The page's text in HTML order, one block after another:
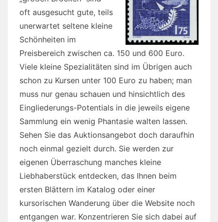
oft ausgesucht gute, teils
unerwartet seltene kleine
Schönheiten im
Preisbereich zwischen ca. 150 und 600 Euro.
Viele kleine Spezialitäten sind im Übrigen auch
schon zu Kursen unter 100 Euro zu haben; man
muss nur genau schauen und hinsichtlich des
Eingliederungs-Potentials in die jeweils eigene
Sammlung ein wenig Phantasie walten lassen.
Sehen Sie das Auktionsangebot doch daraufhin
noch einmal gezielt durch. Sie werden zur
eigenen Überraschung manches kleine
Liebhaberstück entdecken, das Ihnen beim
ersten Blättern im Katalog oder einer
kursorischen Wanderung über die Website noch
entgangen war. Konzentrieren Sie sich dabei auf